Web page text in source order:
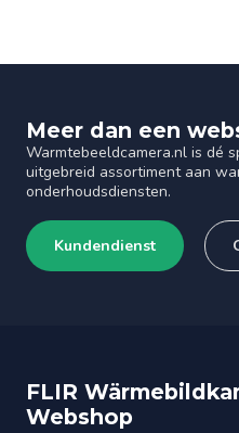
Meer dan een
Warmtebeeldcamera.nl is dé
uitgebreid assortiment aan
onderhoudsdiensten.
Kundendienst
FLIR
Webshop